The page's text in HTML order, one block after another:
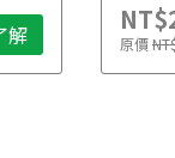
解 原價